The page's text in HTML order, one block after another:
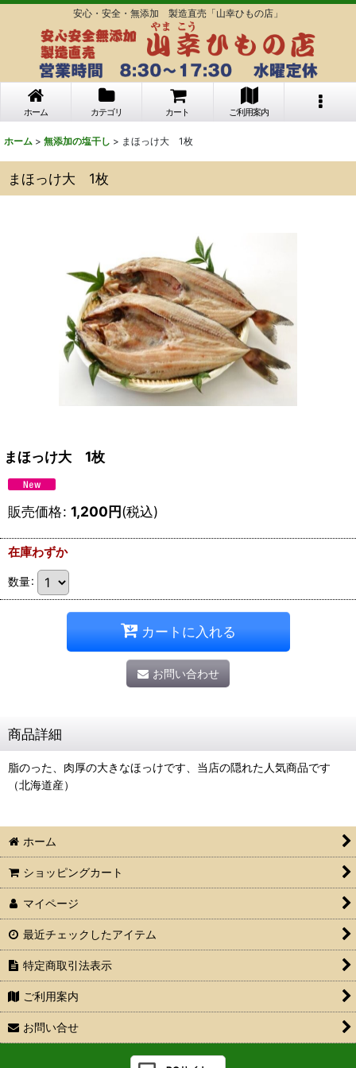
安心・安全・無添加 製造直売「山幸ひもの店」
ホーム カテゴリ カート ご利用案内
ホーム > 無添加の塩干し > まほっけ大 1枚
まほっけ大 1枚
まほっけ大 1枚
販売価格: 1,200円(税込)
在庫わずか
数量:
カートに入れる
お問い合わせ
商品詳細
脂のった、肉厚の大きなほっけです、当店の隠れた人気商品です
（北海道産）
ホーム
ショッピングカート
マイページ
最近チェックしたアイテム
特定商取引法表示
ご利用案内
お問い合せ